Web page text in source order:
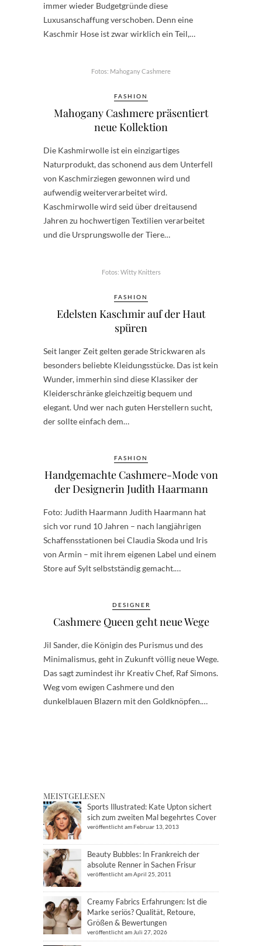
immer wieder Budgetgründe diese
Luxusanschaffung verschoben. Denn eine
Kaschmir Hose ist zwar wirklich ein Teil,…
Fotos: Mahogany Cashmere
FASHION
Mahogany Cashmere präsentiert
neue Kollektion
Die Kashmirwolle ist ein einzigartiges
Naturprodukt, das schonend aus dem Unterfell
von Kaschmirziegen gewonnen wird und
aufwendig weiterverarbeitet wird.
Kaschmirwolle wird seid über dreitausend
Jahren zu hochwertigen Textilien verarbeitet
und die Ursprungswolle der Tiere…
Fotos: Witty Knitters
FASHION
Edelsten Kaschmir auf der Haut
spüren
Seit langer Zeit gelten gerade Strickwaren als
besonders beliebte Kleidungsstücke. Das ist kein
Wunder, immerhin sind diese Klassiker der
Kleiderschränke gleichzeitig bequem und
elegant. Und wer nach guten Herstellern sucht,
der sollte einfach dem…
FASHION
Handgemachte Cashmere-Mode von
der Designerin Judith Haarmann
Foto: Judith Haarmann Judith Haarmann hat
sich vor rund 10 Jahren – nach langjährigen
Schaffensstationen bei Claudia Skoda und Iris
von Armin – mit ihrem eigenen Label und einem
Store auf Sylt selbstständig gemacht.…
DESIGNER
Cashmere Queen geht neue Wege
Jil Sander, die Königin des Purismus und des
Minimalismus, geht in Zukunft völlig neue Wege.
Das sagt zumindest ihr Kreativ Chef, Raf Simons.
Weg vom ewigen Cashmere und den
dunkelblauen Blazern mit den Goldknöpfen.…
MEISTGELESEN
Sports Illustrated: Kate Upton sichert
sich zum zweiten Mal begehrtes Cover
veröffentlicht am Februar 13, 2013
Beauty Bubbles: In Frankreich der
absolute Renner in Sachen Frisur
veröffentlicht am April 25, 2011
Creamy Fabrics Erfahrungen: Ist die
Marke seriös? Qualität, Retoure,
Größen & Bewertungen
veröffentlicht am Juli 27, 2026